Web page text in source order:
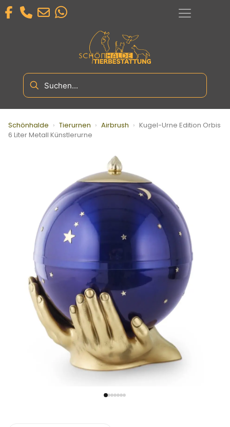
Schönhalde › Tierurnen › Airbrush › Kugel-Urne Edition Orbis
6 Liter Metall Künstlerurne